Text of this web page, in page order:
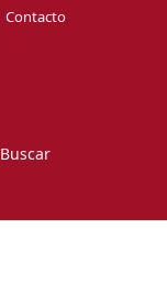
Buscar
Contacto